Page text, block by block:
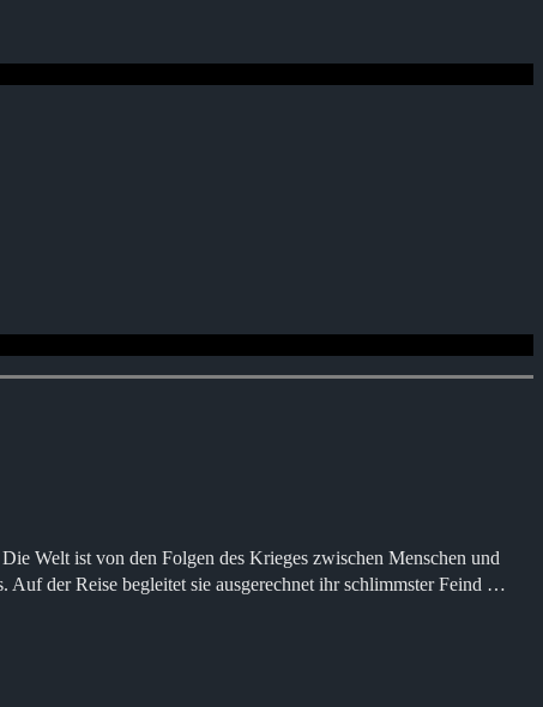
Welt ist von den Folgen des Krieges zwischen Menschen und
Auf der Reise begleitet sie ausgerechnet ihr schlimmster Feind …